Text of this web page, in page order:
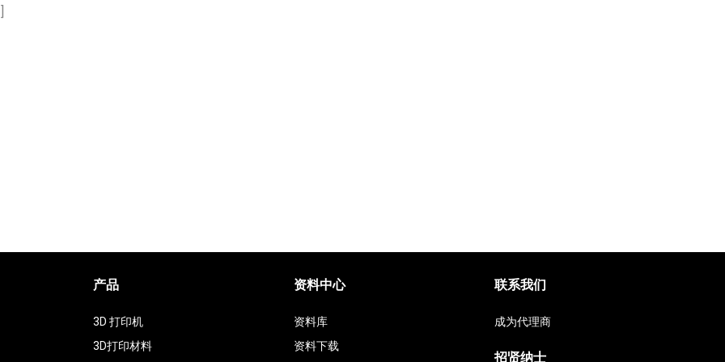
产品
3D 打印机
3D打印材料
资料中心
资料库
资料下载
联系我们
成为代理商
招贤纳士